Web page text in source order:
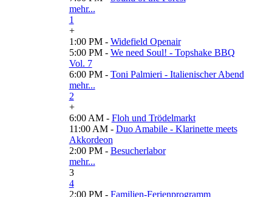
mehr...
1
+
1:00 PM - Widefield Openair
5:00 PM - We need Soul! - Topshake BBQ
Vol. 7
6:00 PM - Toni Palmieri - Italienischer Abend
mehr...
2
+
6:00 AM - Floh und Trödelmarkt
11:00 AM - Duo Amabile - Klarinette meets
Akkordeon
2:00 PM - Besucherlabor
mehr...
3
4
2:00 PM - Familien-Ferienprogramm